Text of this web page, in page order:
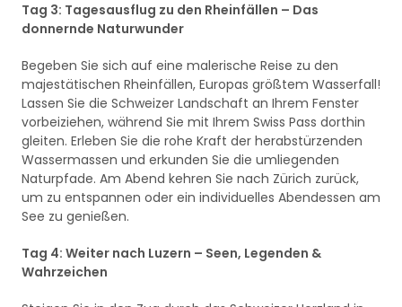
Tag 3: Tagesausflug zu den Rheinfällen – Das
donnernde Naturwunder
Begeben Sie sich auf eine malerische Reise zu den
majestätischen Rheinfällen, Europas größtem Wasserfall!
Lassen Sie die Schweizer Landschaft an Ihrem Fenster
vorbeiziehen, während Sie mit Ihrem Swiss Pass dorthin
gleiten. Erleben Sie die rohe Kraft der herabstürzenden
Wassermassen und erkunden Sie die umliegenden
Naturpfade. Am Abend kehren Sie nach Zürich zurück,
um zu entspannen oder ein individuelles Abendessen am
See zu genießen.
Tag 4: Weiter nach Luzern – Seen, Legenden &
Wahrzeichen